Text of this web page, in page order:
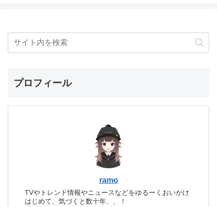
プロフィール
ramo
TVやトレンド情報やニュースなどをゆるーくおいかけ
はじめて、気づくと数十年、、！